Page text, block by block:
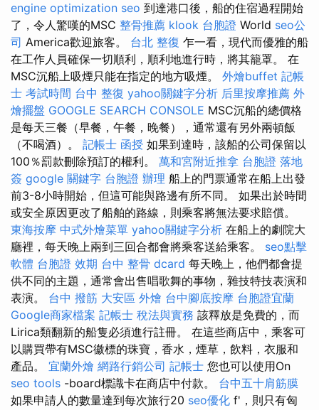
engine optimization seo 到達港口後，船的住宿過程開始
了，令人驚嘆的MSC 整骨推薦 klook 台胞證 World seo公
司 America歡迎旅客。 台北 整復 乍一看，現代而優雅的船
在工作人員確保一切順利，順利地進行時，將其籠罩。 在
MSC沉船上吸煙只能在指定的地方吸煙。 外燴buffet 記帳
士 考試時間 台中 整復 yahoo關鍵字分析 后里按摩推薦 外
燴擺盤 GOOGLE SEARCH CONSOLE MSC沉船的總價格
是每天三餐（早餐，午餐，晚餐），通常還有另外兩頓飯
（不喝酒）。 記帳士 函授 如果到達時，該船的公司保留以
100％罰款刪除預訂的權利。 萬和宮附近推拿 台胞證 落地
簽 google 關鍵字 台胞證 辦理 船上的門票通常在船上出發
前3-8小時開始，但這可能與路邊有所不同。 如果出於時間
或安全原因更改了船舶的路線，則乘客將無法要求賠償。
東海按摩 中式外燴菜單 yahoo關鍵字分析 在船上的劇院大
廳裡，每天晚上兩到三回合都會將乘客送給乘客。 seo點擊
軟體 台胞證 效期 台中 整骨 dcard 每天晚上，他們都會提
供不同的主題，通常會出售唱歌舞的事物，雜技特技表演和
表演。 台中 撥筋 大安區 外燴 台中腳底按摩 台胞證宜蘭
Google商家檔案 記帳士 稅法與實務 該釋放是免費的，而
Lirica類翻新的船隻必須進行註冊。 在這些商店中，乘客可
以購買帶有MSC徽標的珠寶，香水，煙草，飲料，衣服和
產品。 宜蘭外燴 網路行銷公司 記帳士 您也可以使用On
seo tools -board標識卡在商店中付款。 台中五十肩筋膜
如果申請人的數量達到每次旅行20 seo優化 f'，則只有匈